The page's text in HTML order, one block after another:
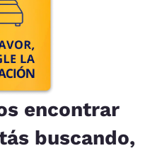
encontrar
buscando,